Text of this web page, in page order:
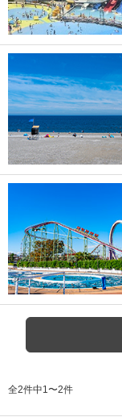
全2件中1〜2件